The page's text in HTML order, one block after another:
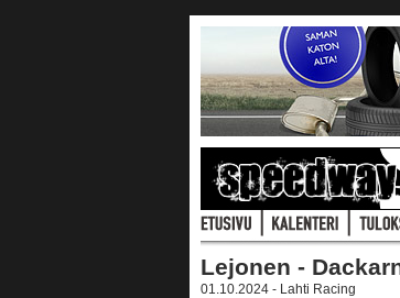
Lejonen -
01.10.2024 - Lahti Racing